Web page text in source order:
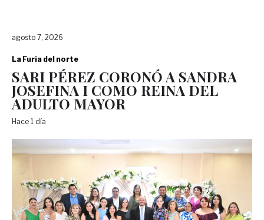
agosto 7, 2026
La Furia del norte
SARI PÉREZ CORONÓ A SANDRA
JOSEFINA I COMO REINA DEL
ADULTO MAYOR
Hace 1 día